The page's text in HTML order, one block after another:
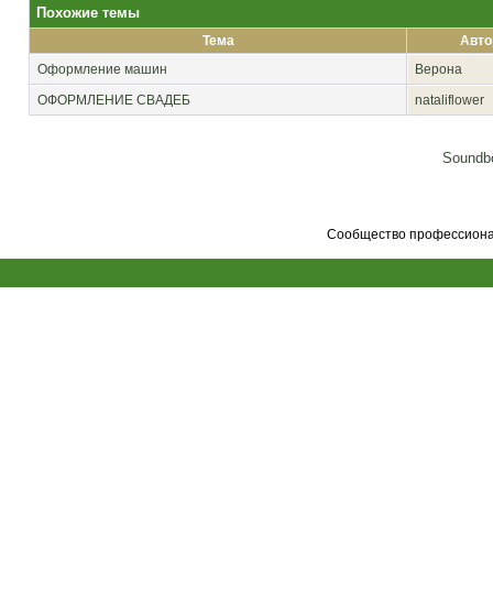
Похожие темы
Тема
Оформление машин
Верона
ОФОРМЛЕНИЕ СВАДЕБ
nataliflower
Сообщество